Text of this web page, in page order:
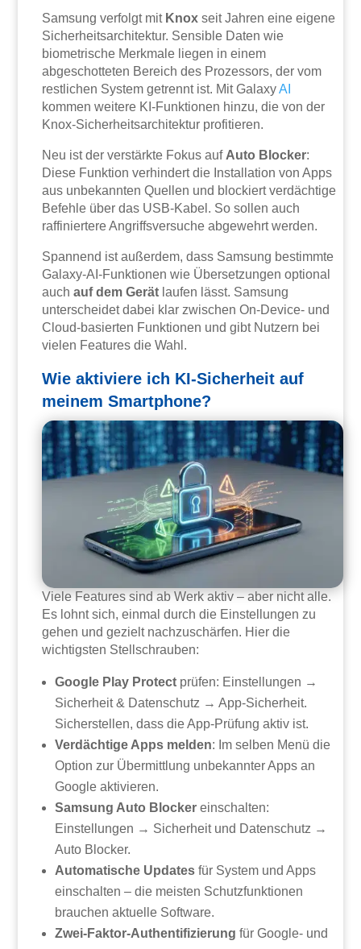
Samsung verfolgt mit Knox seit Jahren eine eigene
Sicherheitsarchitektur. Sensible Daten wie
biometrische Merkmale liegen in einem
abgeschotteten Bereich des Prozessors, der vom
restlichen System getrennt ist. Mit GalaxyAI
kommen weitere KI-Funktionen hinzu, die von der
Knox-Sicherheitsarchitektur profitieren.
Neu ist der verstärkte Fokus auf Auto Blocker:
Diese Funktion verhindert die Installation von Apps
aus unbekannten Quellen und blockiert verdächtige
Befehle über das USB-Kabel. So sollen auch
raffiniertere Angriffsversuche abgewehrt werden.
Spannend ist außerdem, dass Samsung bestimmte
Galaxy-AI-Funktionen wie Übersetzungen optional
auchauf dem Gerät laufen lässt. Samsung
unterscheidet dabei klar zwischen On-Device- und
Cloud-basierten Funktionen und gibt Nutzern bei
vielen Features die Wahl.
Wie aktiviere ich KI-Sicherheit auf
meinem Smartphone?
Viele Features sind ab Werk aktiv – aber nicht alle.
Es lohnt sich, einmal durch die Einstellungen zu
gehen und gezielt nachzuschärfen. Hier die
wichtigsten Stellschrauben:
Google Play Protect prüfen: Einstellungen →
Sicherheit & Datenschutz → App-Sicherheit.
Sicherstellen, dass die App-Prüfung aktiv ist.
Verdächtige Apps melden: Im selben Menü die
Option zur Übermittlung unbekannter Apps an
Google aktivieren.
Samsung Auto Blocker einschalten:
Einstellungen → Sicherheit und Datenschutz →
Auto Blocker.
Automatische Updates für System und Apps
einschalten – die meisten Schutzfunktionen
brauchen aktuelle Software.
Zwei-Faktor-Authentifizierung für Google- und